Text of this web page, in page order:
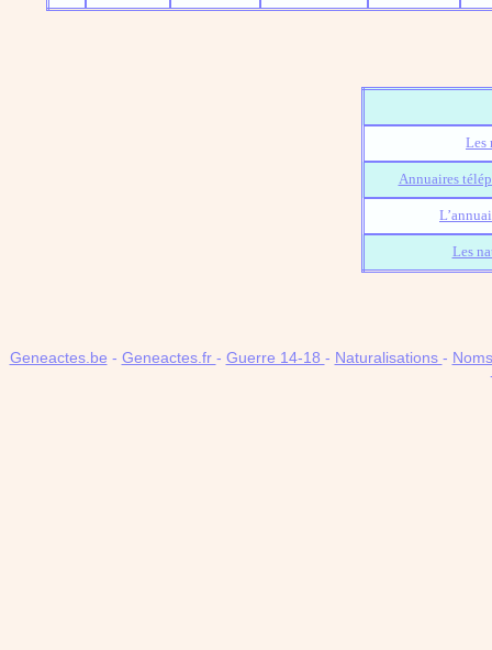
Les
Annuaires
Les
Geneactes.be - Geneactes.fr - Guerre 14-18 - Naturalisations -